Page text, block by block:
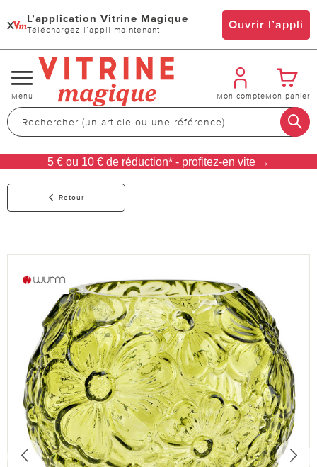
x L’application Vitrine Magique
Téléchargez l’appli maintenant Ouvrir l’appli
Changer
de
navigation
Menu Mon compteMon panier
5 € ou 10 € de réduction* - profitez-en vite →
Retour